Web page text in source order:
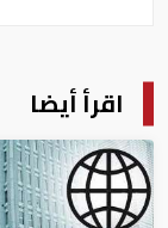
اقرأ أيضا